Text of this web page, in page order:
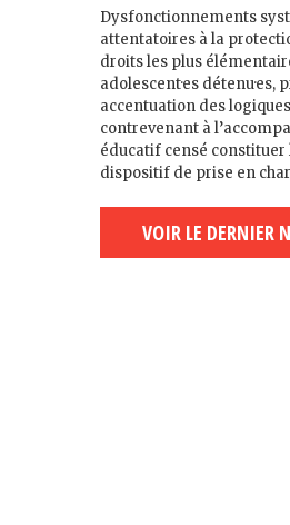
Dysfonctionnements
attentatoires à la
droits les plus
adolescent·es détenu·es,
accentuation des
contrevenant à
éducatif censé
dispositif de prise en
VOIR LE DERNIER